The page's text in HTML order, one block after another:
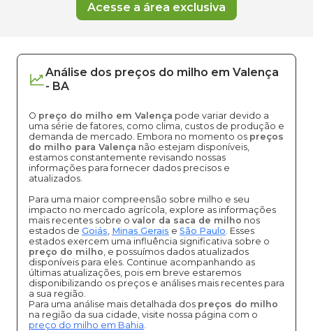
Acesse a área exclusiva
Análise dos preços do milho em Valença
- BA
O preço do milho em Valença pode variar devido a
uma série de fatores, como clima, custos de produção e
demanda de mercado. Embora no momento os preços
do milho para Valença não estejam disponíveis,
estamos constantemente revisando nossas
informações para fornecer dados precisos e
atualizados.
Para uma maior compreensão sobre milho e seu
impacto no mercado agrícola, explore as informações
mais recentes sobre o valor da saca de milho nos
estados de Goiás, Minas Gerais e São Paulo. Esses
estados exercem uma influência significativa sobre o
preço do milho, e possuímos dados atualizados
disponíveis para eles. Continue acompanhando as
últimas atualizações, pois em breve estaremos
disponibilizando os preços e análises mais recentes para
a sua região.
Para uma análise mais detalhada dos preços do milho
na região da sua cidade, visite nossa página com o
preço do milho em Bahia.